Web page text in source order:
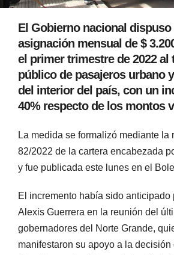
El Gobierno nacional dispuso
asignación mensual de $
el primer trimestre de 2022 al
público de pasajeros urbano
del interior del país, con un
40% respecto de los montos
La medida se formalizó mediante la
82/2022 de la cartera encabezada
y fue publicada este lunes en el
El incremento había sido anticipado
Alexis Guerrera en la reunión del
gobernadores del Norte Grande,
manifestaron su apoyo a la decisión